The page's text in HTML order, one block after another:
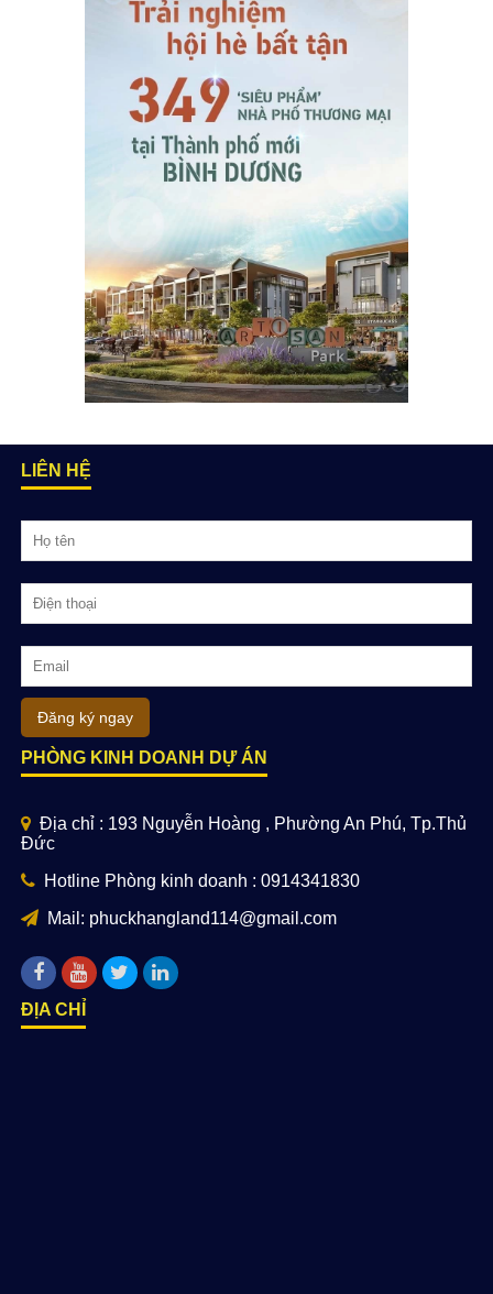
LIÊN HỆ
Đăng ký ngay
PHÒNG KINH DOANH DỰ ÁN
Địa chỉ : 193 Nguyễn Hoàng , Phường An Phú, Tp.Thủ
Đức
Hotline Phòng kinh doanh : 0914341830
Mail: phuckhangland114@gmail.com
ĐỊA CHỈ